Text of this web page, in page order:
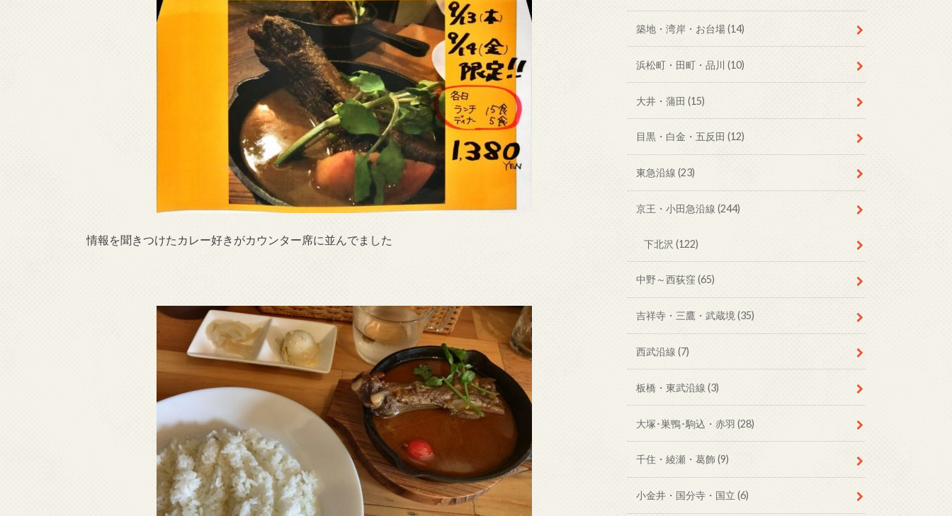
情報を聞きつけたカレー好きがカウンター席に並んでました
築地・湾岸・お台場(14)
浜松町・田町・品川 (10)
大井・蒲田 (15)
目黒・白金・五反田 (12)
東急沿線 (23)
京王・小田急沿線 (244)
下北沢(122)
中野～西荻窪 (65)
吉祥寺・三鷹・武蔵境 (35)
西武沿線 (7)
板橋・東武沿線 (3)
大塚･巣鴨･駒込・赤羽 (28)
千住・綾瀬・葛飾(9)
小金井・国分寺・国立 (6)